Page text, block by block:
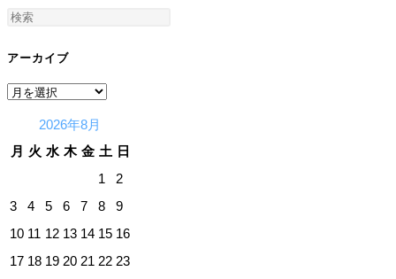
アーカイブ
ア
イ
2026年8月
月 火 水 木 金 土 日
1
2
3
4 5 6 7 8
9
10 11 12 13 14 15 16
17 18 19 20 21 22 23